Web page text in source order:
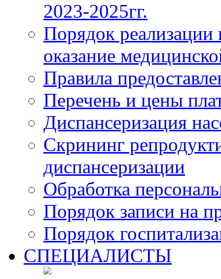
2023-2025гг.
Порядок реализации
оказание
Правила
Перечень и цены
Диспансеризация
Скрининг
диспансеризации
Обработка
Порядок записи на
Порядок
СПЕЦИАЛИСТЫ